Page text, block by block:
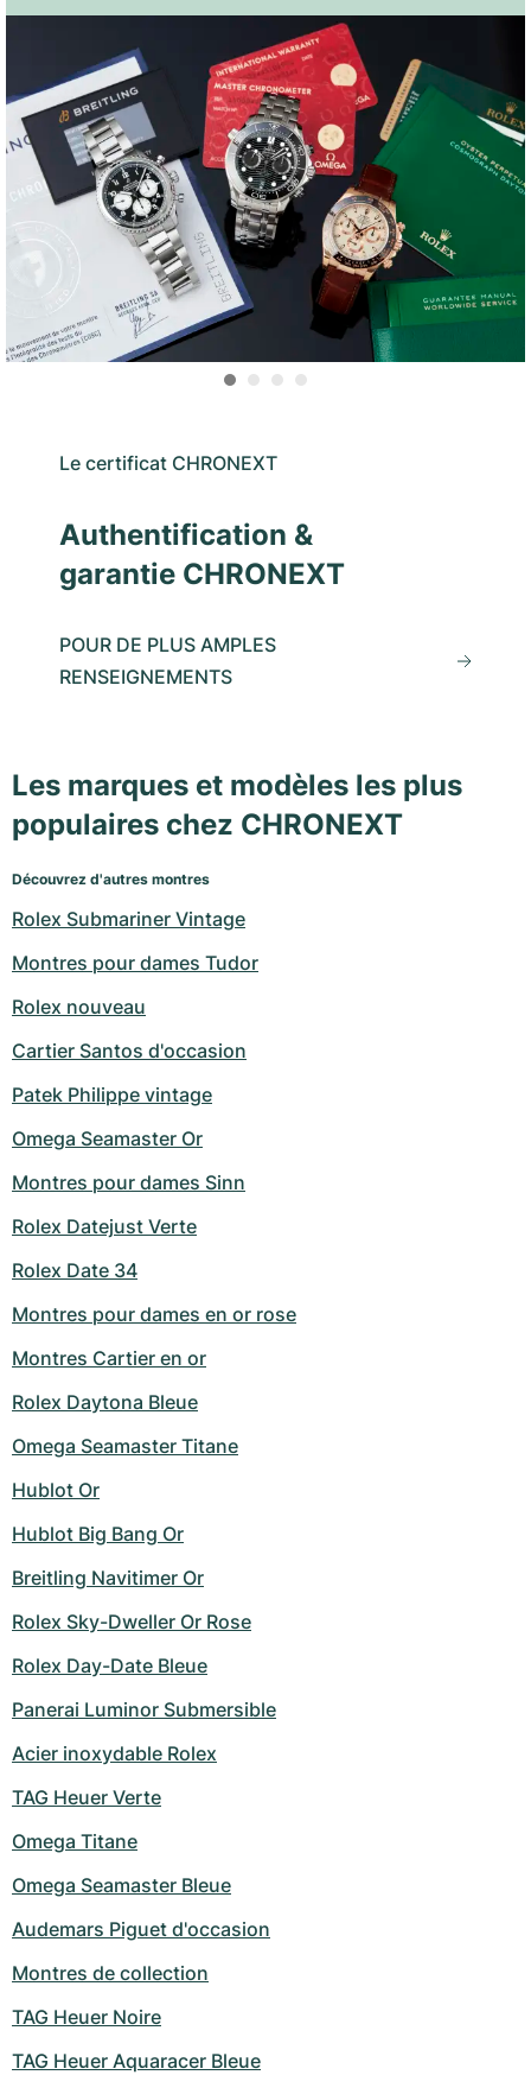
Le certificat CHRONEXT
Authentification &
garantie CHRONEXT
POUR DE PLUS AMPLES
RENSEIGNEMENTS
Les marques et modèles les plus
populaires chez CHRONEXT
Découvrez d'autres montres
Rolex Submariner Vintage
Montres pour dames Tudor
Rolex nouveau
Cartier Santos d'occasion
Patek Philippe vintage
Omega Seamaster Or
Montres pour dames Sinn
Rolex Datejust Verte
Rolex Date 34
Montres pour dames en or rose
Montres Cartier en or
Rolex Daytona Bleue
Omega Seamaster Titane
Hublot Or
Hublot Big Bang Or
Breitling Navitimer Or
Rolex Sky-Dweller Or Rose
Rolex Day-Date Bleue
Panerai Luminor Submersible
Acier inoxydable Rolex
TAG Heuer Verte
Omega Titane
Omega Seamaster Bleue
Audemars Piguet d'occasion
Montres de collection
TAG Heuer Noire
TAG Heuer Aquaracer Bleue